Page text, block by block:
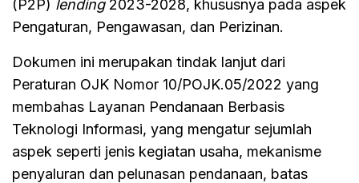
(P2P) lending 2023-2028, khususnya pada aspek
Pengaturan, Pengawasan, dan Perizinan.
Dokumen ini merupakan tindak lanjut dari
Peraturan OJK Nomor 10/POJK.05/2022 yang
membahas Layanan Pendanaan Berbasis
Teknologi Informasi, yang mengatur sejumlah
aspek seperti jenis kegiatan usaha, mekanisme
penyaluran dan pelunasan pendanaan, batas